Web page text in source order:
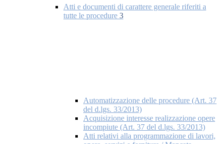
Atti e documenti di carattere generale riferiti a
tutte le procedure 3
Automatizzazione delle procedure (Art. 37
del d.lgs. 33/2013)
Acquisizione interesse realizzazione opere
incompiute (Art. 37 del d.lgs. 33/2013)
Atti relativi alla programmazione di lavori,